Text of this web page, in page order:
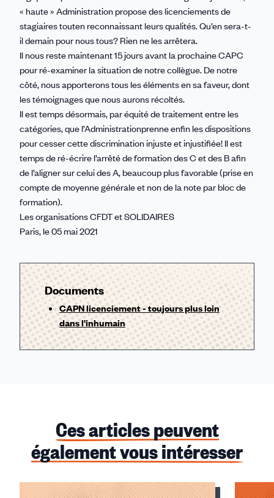
« haute » Administration propose des licenciements de
stagiaires touten reconnaissant leurs qualités. Qu’en sera-t-
il demain pour nous tous? Rien ne les arrêtera.
Il nous reste maintenant 15 jours avant la prochaine CAPC
pour ré-examiner la situation de notre collègue. De notre
côté, nous apporterons tous les éléments en sa faveur, dont
les témoignages que nous aurons récoltés.
Il est temps désormais, par équité de traitement entre les
catégories, que l’Administrationprenne enfin les dispositions
pour cesser cette discrimination injuste et injustifiée! Il est
temps de ré-écrire l’arrêté de formation des C et des B afin
de l’aligner sur celui des A, beaucoup plus favorable (prise en
compte de moyenne générale et non de la note par bloc de
formation).
Les organisations CFDT et SOLIDAIRES
Paris, le 05 mai 2021
Documents
CAPN licenciement - toujours plus loin
dans l'inhumain
Ces articles peuvent
également vous intéresser